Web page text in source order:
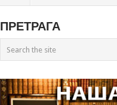
ПРЕТРАГА